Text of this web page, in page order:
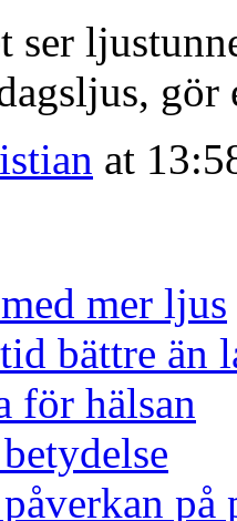
ser
at
mer ljus
bättre än
för hälsan
på